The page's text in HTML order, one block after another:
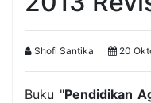
Shofi Santika 20
Buku "Pendidikan